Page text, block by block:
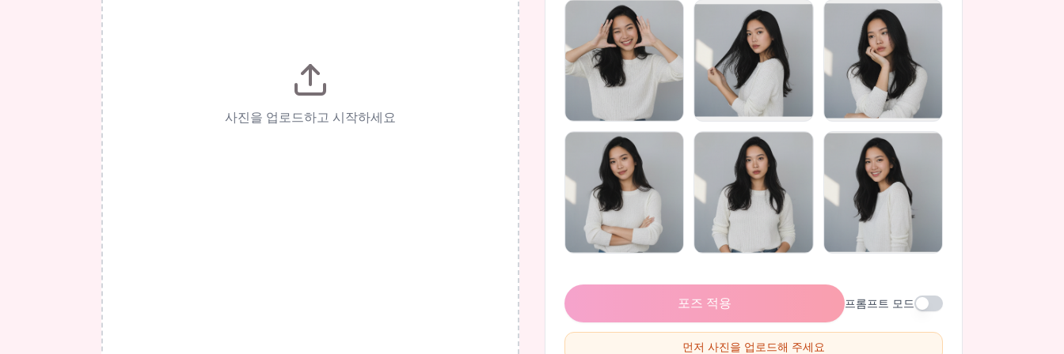
사진을 업로드하고 시작하세요
포즈 적용 프롬프트 모드
먼저 사진을 업로드해 주세요